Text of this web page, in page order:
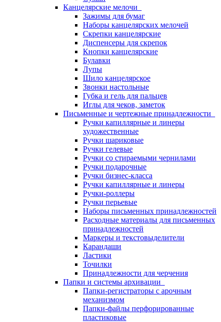
Канцелярские мелочи
Зажимы для бумаг
Наборы канцелярских мелочей
Скрепки канцелярские
Диспенсеры для скрепок
Кнопки канцелярские
Булавки
Лупы
Шило канцелярское
Звонки настольные
Губка и гель для пальцев
Иглы для чеков, заметок
Письменные и чертежные принадлежности
Ручки капиллярные и линеры
художественные
Ручки шариковые
Ручки гелевые
Ручки со стираемыми чернилами
Ручки подарочные
Ручки бизнес-класса
Ручки капиллярные и линеры
Ручки-роллеры
Ручки перьевые
Наборы письменных принадлежностей
Расходные материалы для письменных
принадлежностей
Маркеры и текстовыделители
Карандаши
Ластики
Точилки
Принадлежности для черчения
Папки и системы архивации
Папки-регистраторы с арочным
механизмом
Папки-файлы перфорированные
пластиковые